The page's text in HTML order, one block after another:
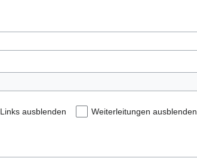
Links ausblenden Weiterleitungen ausblenden